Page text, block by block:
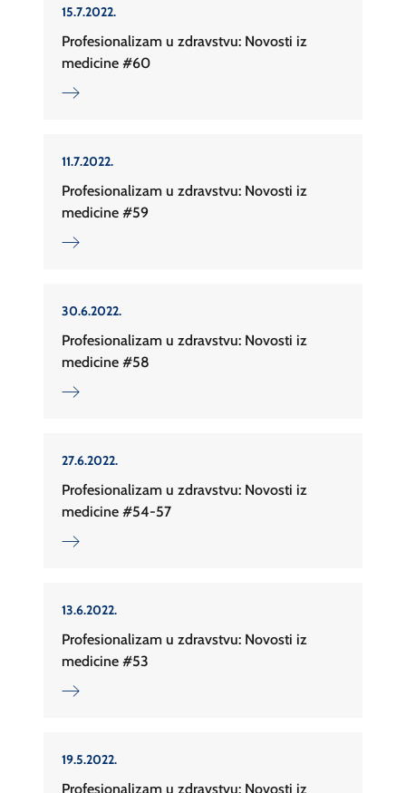
15.7.2022.
Profesionalizam u zdravstvu: Novosti iz
medicine #60
11.7.2022.
Profesionalizam u zdravstvu: Novosti iz
medicine #59
30.6.2022.
Profesionalizam u zdravstvu: Novosti iz
medicine #58
27.6.2022.
Profesionalizam u zdravstvu: Novosti iz
medicine #54-57
13.6.2022.
Profesionalizam u zdravstvu: Novosti iz
medicine #53
19.5.2022.
Profesionalizam u zdravstvu: Novosti iz